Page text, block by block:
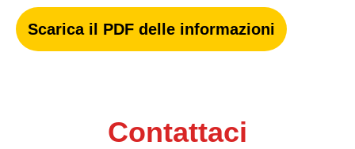
Scarica il PDF delle informazioni
Contattaci